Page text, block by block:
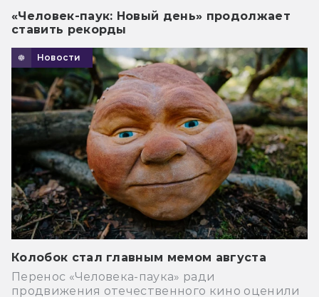
«Человек-паук: Новый день» продолжает
ставить рекорды
Новости
Колобок стал главным мемом августа
Перенос «Человека-паука» ради
продвижения отечественного кино оценили